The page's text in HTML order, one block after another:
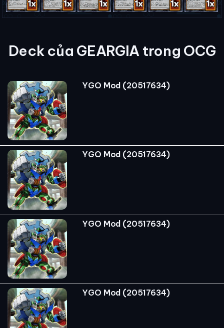
Deck của GEARGIA trong OCG
YGO Mod (20517634)
YGO Mod (20517634)
YGO Mod (20517634)
YGO Mod (20517634)